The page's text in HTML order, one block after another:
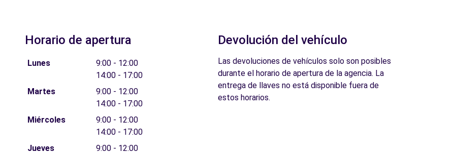
Horario de apertura
Lunes
9:00 - 12:00
14:00 - 17:00
Martes
9:00 - 12:00
14:00 - 17:00
Miércoles
9:00 - 12:00
14:00 - 17:00
Jueves
9:00 - 12:00
Devolución del vehículo
Las devoluciones de vehículos solo son posibles
durante el horario de apertura de la agencia. La
entrega de llaves no está disponible fuera de
estos horarios.